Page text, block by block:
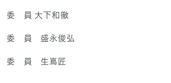
委 員 大下和徹
委 員 盛永俊弘
委 員 生嶌匠